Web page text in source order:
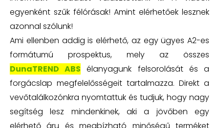
egyenként szűk félórásak! Amint elérhetőek lesznek
azonnal szólunk!
Ami ellenben addig is elérhető, az egy ügyes A2-es
formátumú prospektus, mely az összes
DunaTREND ABS élanyagunk felsorolását és a
forgácslap megfelelősségeit tartalmazza. Direkt a
vevőtalálkozónkra nyomtattuk és tudjuk, hogy nagy
segítség lesz mindenkinek, aki a jövőben egy